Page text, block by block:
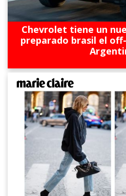
Chevrolet tiene un
preparado brasil el